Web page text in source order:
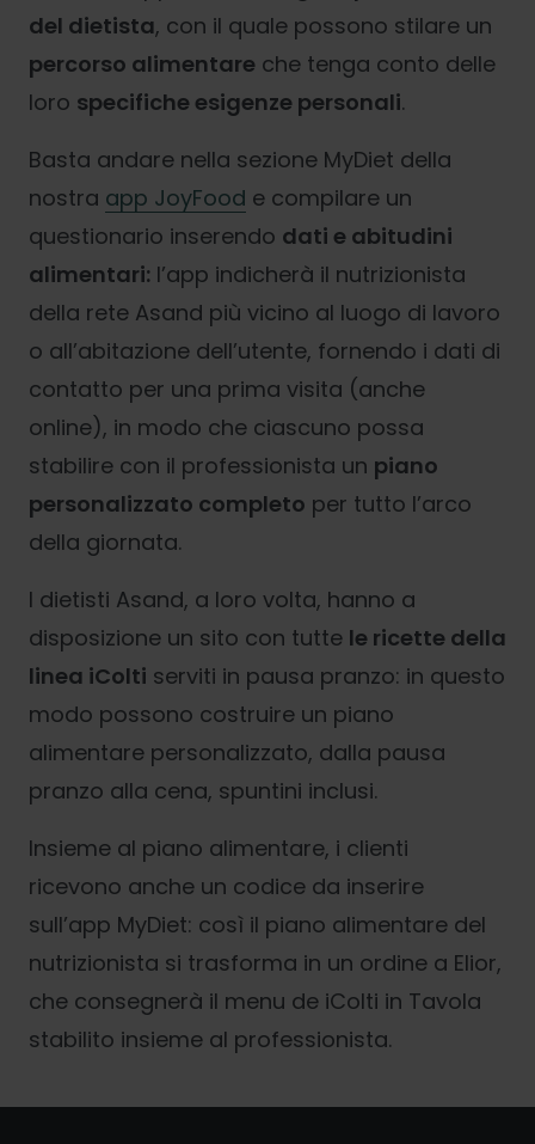
del dietista, con il quale possono stilare un
percorso alimentare che tenga conto delle
loro specifiche esigenze personali.
Basta andare nella sezione MyDiet della
nostra app JoyFood e compilare un
questionario inserendo dati e abitudini
alimentari: l’app indicherà il nutrizionista
della rete Asand più vicino al luogo di lavoro
o all’abitazione dell’utente, fornendo i dati di
contatto per una prima visita (anche
online), in modo che ciascuno possa
stabilire con il professionista un piano
personalizzato completo per tutto l’arco
della giornata.
I dietisti Asand, a loro volta, hanno a
disposizione un sito con tutte le ricette della
linea iColti serviti in pausa pranzo: in questo
modo possono costruire un piano
alimentare personalizzato, dalla pausa
pranzo alla cena, spuntini inclusi.
Insieme al piano alimentare, i clienti
ricevono anche un codice da inserire
sull’app MyDiet: così il piano alimentare del
nutrizionista si trasforma in un ordine a Elior,
che consegnerà il menu de iColti in Tavola
stabilito insieme al professionista.